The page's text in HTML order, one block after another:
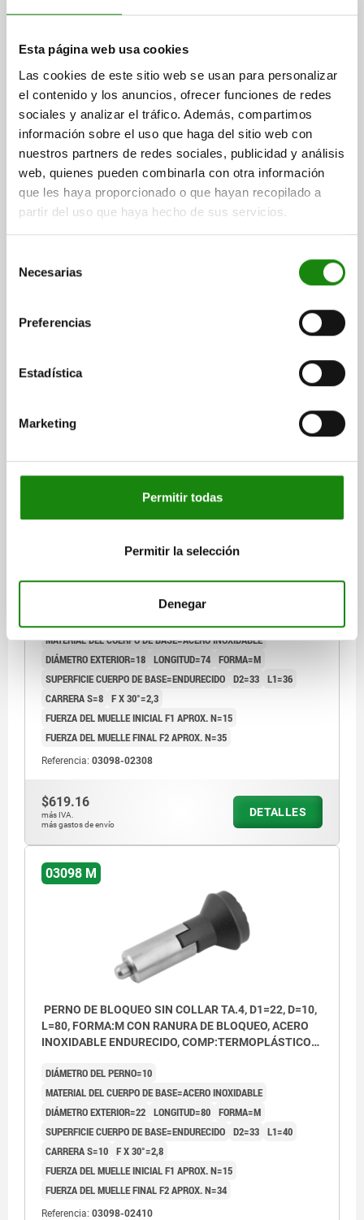
Esta página web usa cookies
Las cookies de este sitio web se usan para personalizar
el contenido y los anuncios, ofrecer funciones de redes
sociales y analizar el tráfico. Además, compartimos
información sobre el uso que haga del sitio web con
nuestros partners de redes sociales, publicidad y análisis
web, quienes pueden combinarla con otra información
que les haya proporcionado o que hayan recopilado a
partir del uso que haya hecho de sus servicios.
Necesarias
Preferencias
Estadística
Marketing
Permitir todas
Permitir la selección
Denegar
PERNO DE BLOQUEO SIN COLLAR TA.2, D1=14, D=6,
L=56, FORMA:M CON RANURA DE BLOQUEO, ACERO
INOXIDABLE ENDURECIDO, COMP:TERMOPLÁSTICO
GRIS ANTRACITA RAL7021
DIÁMETRO DEL PERNO=6
MATERIAL DEL CUERPO DE BASE=ACERO INOXIDABLE
DIÁMETRO EXTERIOR=14
LONGITUD=56
FORMA=M
FUERZA DEL MUELLE INICIAL F1 APROX. N=6
más gastos de envío
DETALLES
03098 M
PERNO DE BLOQUEO SIN COLLAR TA.3, D1=18, D=8,
GRIS ANTRACITA RAL7021
MATERIAL DEL CUERPO DE BASE=ACERO INOXIDABLE
DIÁMETRO EXTERIOR=18 LONGITUD=74 FORMA=M
SUPERFICIE CUERPO DE BASE=ENDURECIDO D2=33 L1=36
CARRERA S=8 F X 30°=2,3
FUERZA DEL MUELLE INICIAL F1 APROX. N=15
FUERZA DEL MUELLE FINAL F2 APROX. N=35
Referencia: 03098-02308
$619.16
más IVA.
más gastos de envío
DETALLES
03098 M
PERNO DE BLOQUEO SIN COLLAR TA.4, D1=22, D=10,
L=80, FORMA:M CON RANURA DE BLOQUEO, ACERO
INOXIDABLE ENDURECIDO, COMP:TERMOPLÁSTICO
DIÁMETRO DEL PERNO=10
MATERIAL DEL CUERPO DE BASE=ACERO INOXIDABLE
DIÁMETRO EXTERIOR=22 LONGITUD=80 FORMA=M
SUPERFICIE CUERPO DE BASE=ENDURECIDO D2=33 L1=40
CARRERA S=10 F X 30°=2,8
FUERZA DEL MUELLE INICIAL F1 APROX. N=15
FUERZA DEL MUELLE FINAL F2 APROX. N=34
Referencia: 03098-02410